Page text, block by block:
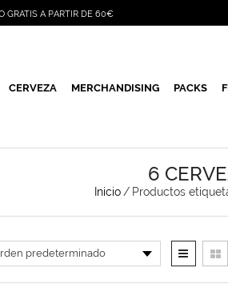
GRATIS A PARTIR DE 60€
CERVEZA MERCHANDISING PACKS
6
Inicio / Productos